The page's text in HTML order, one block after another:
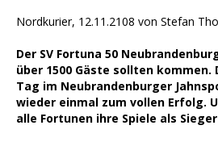
Nordkurier, 12.11.2108 von Stefan
Der SV Fortuna 50
über 1500 Gäste sollten kommen.
Tag im Neubrandenburger
wieder einmal zum vollen Erfolg.
alle Fortunen ihre Spiele als